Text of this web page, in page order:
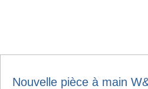
Nouvelle pièce à main